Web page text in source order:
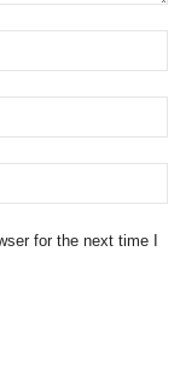
for the next time I